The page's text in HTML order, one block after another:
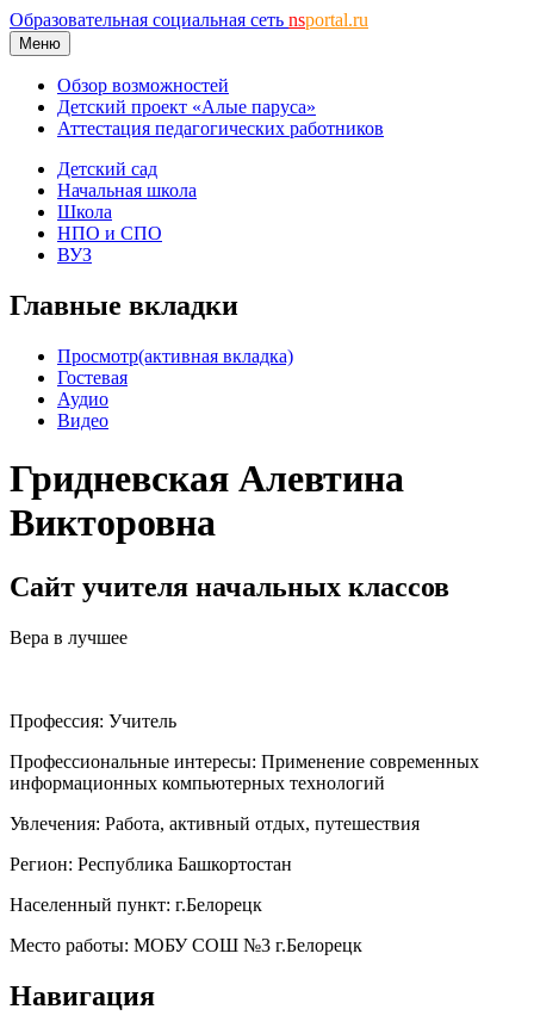
Образовательная социальная сеть nsportal.ru
Меню
Обзор возможностей
Детский проект «Алые паруса»
Аттестация педагогических работников
Детский сад
Начальная школа
Школа
НПО и СПО
ВУЗ
Главные вкладки
Просмотр(активная вкладка)
Гостевая
Аудио
Видео
Гридневская Алевтина
Викторовна
Сайт учителя начальных классов
Вера в лучшее
Профессия: Учитель
Профессиональные интересы: Применение современных
информационных компьютерных технологий
Увлечения: Работа, активный отдых, путешествия
Регион: Республика Башкортостан
Населенный пункт: г.Белорецк
Место работы: МОБУ СОШ №3 г.Белорецк
Навигация